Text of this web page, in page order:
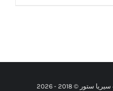
ستور © 2018 - 2026